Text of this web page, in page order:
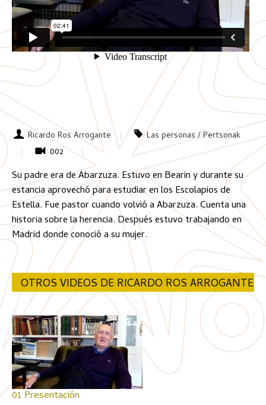
Ricardo Ros Arrogante
Las personas / Pertsonak
002
Su padre era de Abarzuza. Estuvo en Bearin y durante su
estancia aprovechó para estudiar en los Escolapios de
Estella. Fue pastor cuando volvió a Abarzuza. Cuenta una
historia sobre la herencia. Después estuvo trabajando en
Madrid donde conoció a su mujer.
OTROS VIDEOS DE RICARDO ROS ARROGANTE
01 Presentación